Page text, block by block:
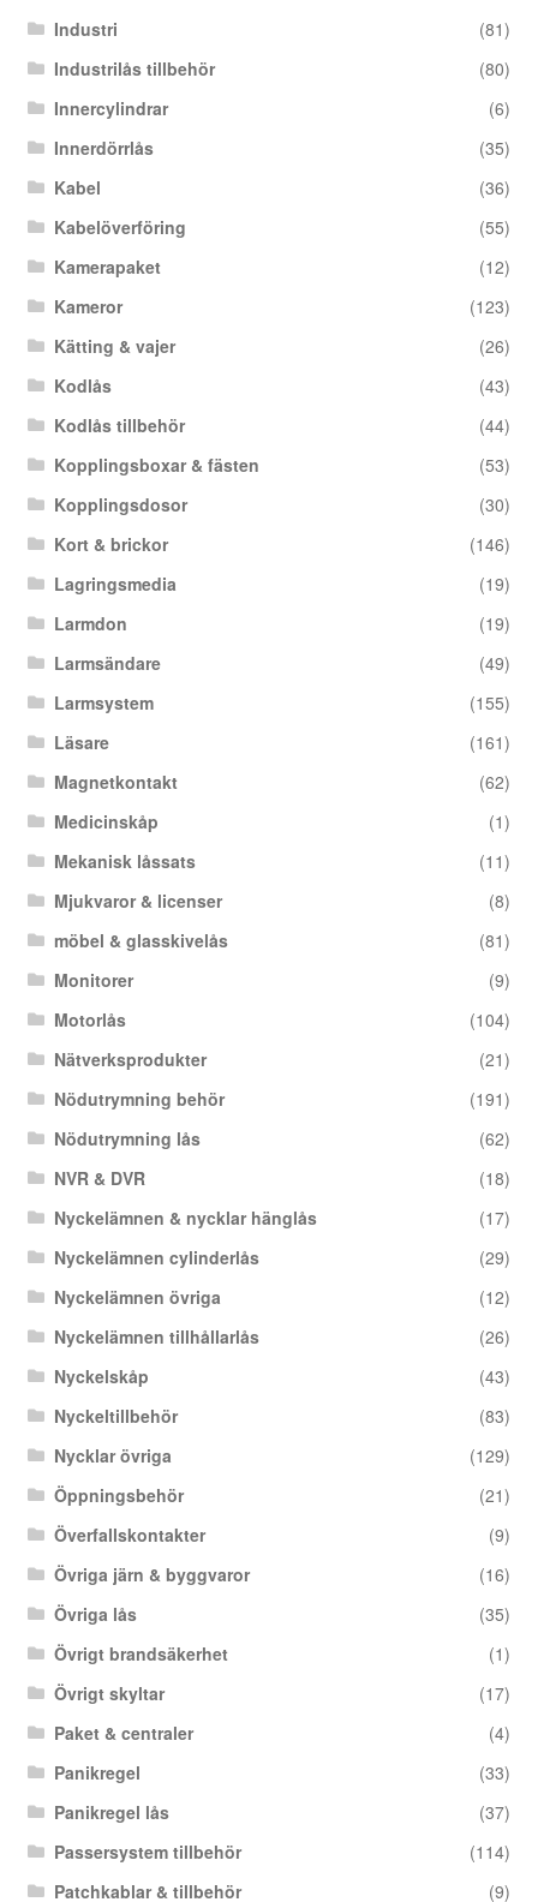
Industri
(81)
Industrilås tillbehör
(80)
Innercylindrar
(6)
Innerdörrlås
(35)
Kabel
(36)
Kabelöverföring
(55)
Kamerapaket
(12)
Kameror
(123)
Kätting & vajer
(26)
Kodlås
(43)
Kodlås tillbehör
(44)
Kopplingsboxar & fästen
(53)
Kopplingsdosor
(30)
Kort & brickor
(146)
Lagringsmedia
(19)
Larmdon
(19)
Larmsändare
(49)
Larmsystem
(155)
Läsare
(161)
Magnetkontakt
(62)
Medicinskåp
(1)
Mekanisk låssats
(11)
Mjukvaror & licenser
(8)
möbel & glasskivelås
(81)
Monitorer
(9)
Motorlås
(104)
Nätverksprodukter
(21)
Nödutrymning behör
(191)
Nödutrymning lås
(62)
NVR & DVR
(18)
Nyckelämnen & nycklar hänglås
(17)
Nyckelämnen cylinderlås
(29)
Nyckelämnen övriga
(12)
Nyckelämnen tillhållarlås
(26)
Nyckelskåp
(43)
Nyckeltillbehör
(83)
Nycklar övriga
(129)
Öppningsbehör
(21)
Överfallskontakter
(9)
Övriga järn & byggvaror
(16)
Övriga lås
(35)
Övrigt brandsäkerhet
(1)
Övrigt skyltar
(17)
Paket & centraler
(4)
Panikregel
(33)
Panikregel lås
(37)
Passersystem tillbehör
(114)
Patchkablar & tillbehör
(9)